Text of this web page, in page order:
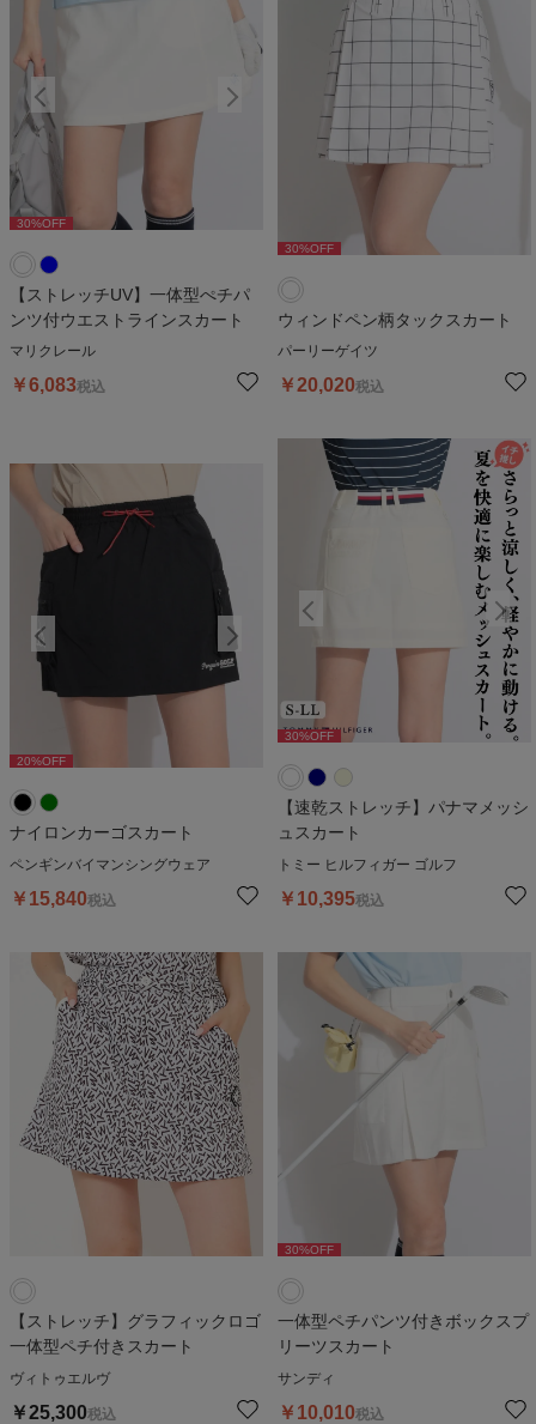
30%OFF
【ストレッチUV】一体型ぺチパ
ンツ付ウエストラインスカート
マリクレール
￥6,083税込
30%OFF
ウィンドペン柄タックスカート
パーリーゲイツ
￥20,020税込
20%OFF %OFF
ナイロンカーゴスカート
ペンギンバイマンシングウェア
￥ 15,840税込
30%OFF
【速乾ストレッチ】パナマメッシ
ュスカート
トミー ヒルフィガー ゴルフ
￥ 10,395税込
【ストレッチ】グラフィックロゴ
一体型ペチ付きスカート
ヴィトゥエルヴ
￥25,300税込
30%OFF
一体型ペチパンツ付きボックスプ
リーツスカート
サンディ
￥ 10,010税込